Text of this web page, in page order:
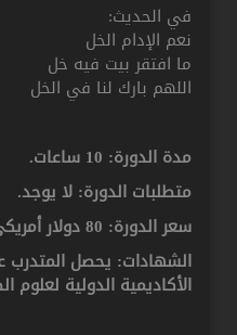
في الحديث:
نعم الإدام الخل
ما افتقر بيت فيه خل
اللهم بارك لنا في الخل
مدة الدورة: 10 ساعات.
متطلبات الدورة: لا يوجد.
سعر الدورة: 80 دولار أمريكي / 300 ريال سعودي.
الشهادات: يحصل
الأكاديمية الدولية لعلوم